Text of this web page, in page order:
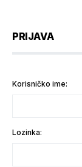
PRIJAVA
Korisničko ime:
Lozinka: